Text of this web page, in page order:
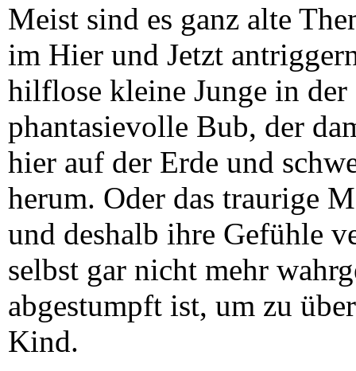
Meist sind es ganz alte
im Hier und Jetzt
hilflose kleine Junge in
phantasievolle Bub, der
hier auf der Erde und
herum. Oder das traurige
und deshalb ihre Gefühle
selbst gar nicht mehr
abgestumpft ist, um zu
Kind.